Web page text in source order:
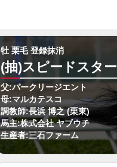
牡 栗毛 登録抹消
(抽)スピードスター
父:パークリージエント
母:マルカテスコ
調教師:長浜 博之 (栗東)
馬主:株式会社 ヤブウチ
生産者:三石ファーム